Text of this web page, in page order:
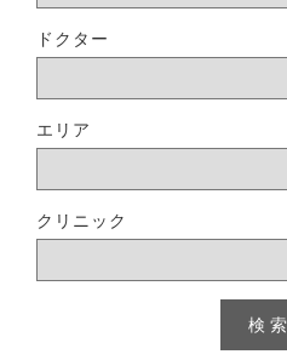
ドクター
エリア
クリニック